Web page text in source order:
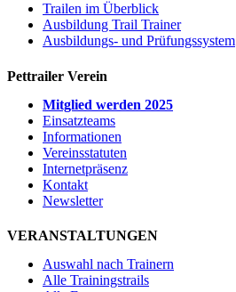
Trailen im Überblick
Ausbildung Trail Trainer
Ausbildungs- und Prüfungssystem
Pettrailer Verein
Mitglied werden 2025
Einsatzteams
Informationen
Vereinsstatuten
Internetpräsenz
Kontakt
Newsletter
VERANSTALTUNGEN
Auswahl nach Trainern
Alle Trainingstrails